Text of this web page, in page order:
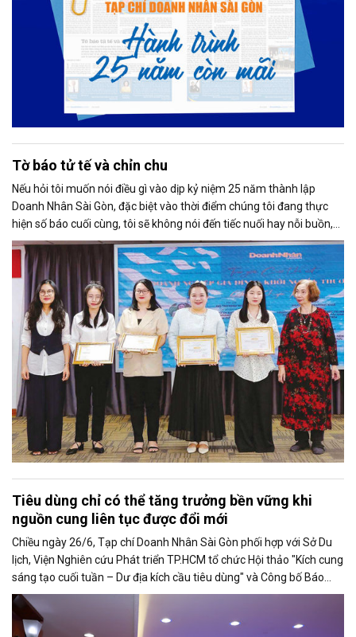
Tờ báo tử tế và chỉn chu
Nếu hỏi tôi muốn nói điều gì vào dịp kỷ niệm 25 năm thành lập
Doanh Nhân Sài Gòn, đặc biệt vào thời điểm chúng tôi đang thực
hiện số báo cuối cùng, tôi sẽ không nói đến tiếc nuối hay nỗi buồn,
thay vào đó là niềm tự hào. Bởi khi nghĩ về Doanh Nhân Sài Gòn, tôi
luôn nghĩ đó là một tờ báo “tử tế, chỉn chu”. Những điều tưởng như
rất bình thường ấy đã nuôi dưỡng tôi suốt 25 năm làm nghề. Và có
lẽ sẽ còn theo tôi đến hết cuộc đời cầm bút.
Tiêu dùng chỉ có thể tăng trưởng bền vững khi
nguồn cung liên tục được đổi mới
Chiều ngày 26/6, Tạp chí Doanh Nhân Sài Gòn phối hợp với Sở Du
lịch, Viện Nghiên cứu Phát triển TP.HCM tổ chức Hội thảo "Kích cung
sáng tạo cuối tuần – Dư địa kích cầu tiêu dùng" và Công bố Báo
cáo năng lực phát triển doanh nghiệp TP.HCM năm 2025. Trân
trọng giới thiệu phát biểu của ông Võ Hồng Sơn - Trưởng đại diện
Văn phòng Bộ Công Thương khu vực phía Nam tại Hội thảo.